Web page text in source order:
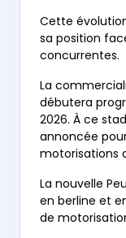
Cette
sa position
concurrentes.
La
débutera
2026. À ce
annoncée
motorisations
La nouvelle
en berline et
de